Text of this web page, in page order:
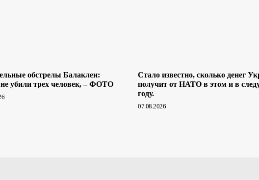
обстрелы Балаклеи:
убили трех человек, – ФОТО
Стало известно, сколько денег
получит от НАТО в этом и в
году.
07.08.2026